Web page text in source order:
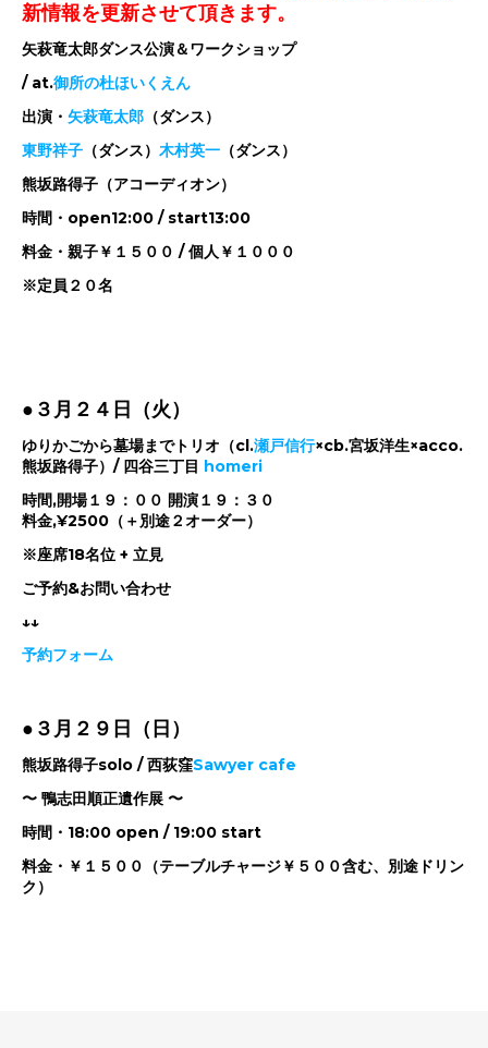
新情報を更新させて頂きます。
矢萩竜太郎ダンス公演＆ワークショップ
/ at.御所の杜ほいくえん
出演・ 矢萩竜太郎 （ダンス）
東野祥子 （ダンス） 木村英一 （ダンス）
熊坂路得子（アコーディオン）
時間・open12:00 / start13:00
料金・親子￥１５００ / 個人￥１０００
※定員２０名
●３月２４日（火）
ゆりかごから墓場までトリオ（cl.瀬戸信行×cb.宮坂洋生×acco.
熊坂路得子）/ 四谷三丁目 homeri
時間,開場１９：００ 開演１９：３０
料金,¥2500（＋別途２オーダー）
※座席18名位 + 立見
ご予約&お問い合わせ
↓↓
予約フォーム
●３月２９日（日）
熊坂路得子solo / 西荻窪Sawyer cafe
〜 鴨志田順正遺作展 〜
時間・18:00 open / 19:00 start
料金・￥１５００（テーブルチャージ￥５００含む、別途ドリン
ク）